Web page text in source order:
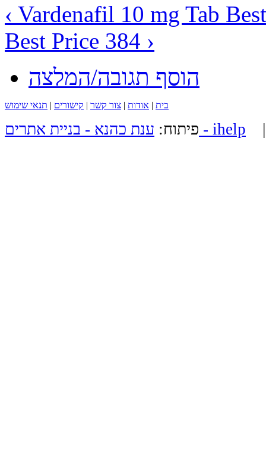
‹ Vardenafil 10 mg Tab
Best Price 384 ›
הוסף תגובה/המלצה
בית | אודות | צור קשר | קישורים | תנאי שימוש
פיתוח: ענת כהנא - בניית אתרים - ihelp